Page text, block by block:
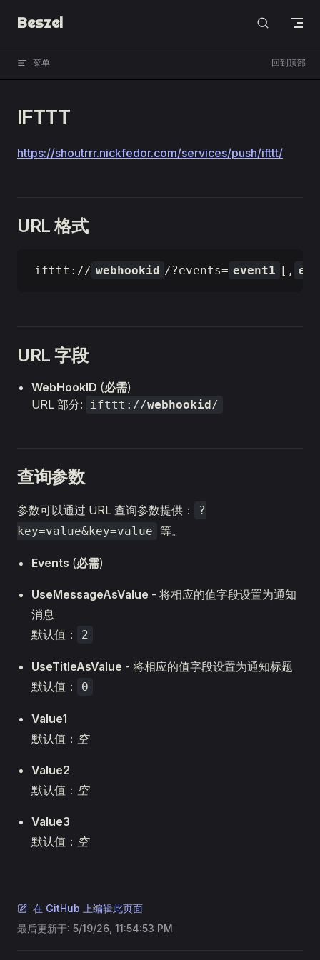
Skip to content
Beszel
菜单 回到顶部
IFTTT
https://shoutrrr.nickfedor.com/services/push/ifttt/
URL 格式
ifttt:// webhookid /?events= event1 [,
URL 字段
WebHookID (必需)
URL 部分:
ifttt://webhookid/
查询参数
参数可以通过 URL 查询参数提供：
?
key=value&key=value 等。
Events (必需)
UseMessageAsValue - 将相应的值字段设置为通知
消息
默认值：
2
UseTitleAsValue - 将相应的值字段设置为通知标题
默认值：
0
Value1
默认值： 空
Value2
默认值： 空
Value3
默认值： 空
在 GitHub 上编辑此页面
最后更新于: 5/19/26, 11:54:53 PM